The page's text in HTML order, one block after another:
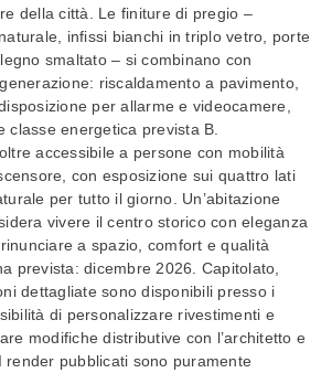
della città. Le finiture di pregio –
infissi bianchi in triplo vetro, porte
smaltato – si combinano con
riscaldamento a pavimento,
per allarme e videocamere,
classe energetica prevista B.
accessibile a persone con mobilità
con esposizione sui quattro lati
per tutto il giorno. Un’abitazione
vivere il centro storico con eleganza
a spazio, comfort e qualità
prevista: dicembre 2026. Capitolato,
dettagliate sono disponibili presso i
di personalizzare rivestimenti e
modifiche distributive con l’architetto e
render pubblicati sono puramente